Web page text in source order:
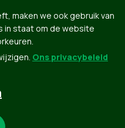
maken we ook gebruik van
in staat om de website
Ons privacybeleid